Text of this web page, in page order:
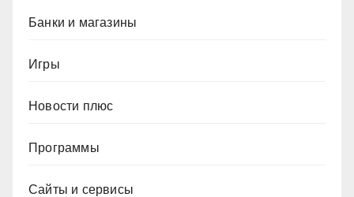
Банки и магазины
Игры
Новости плюс
Программы
Сайты и сервисы